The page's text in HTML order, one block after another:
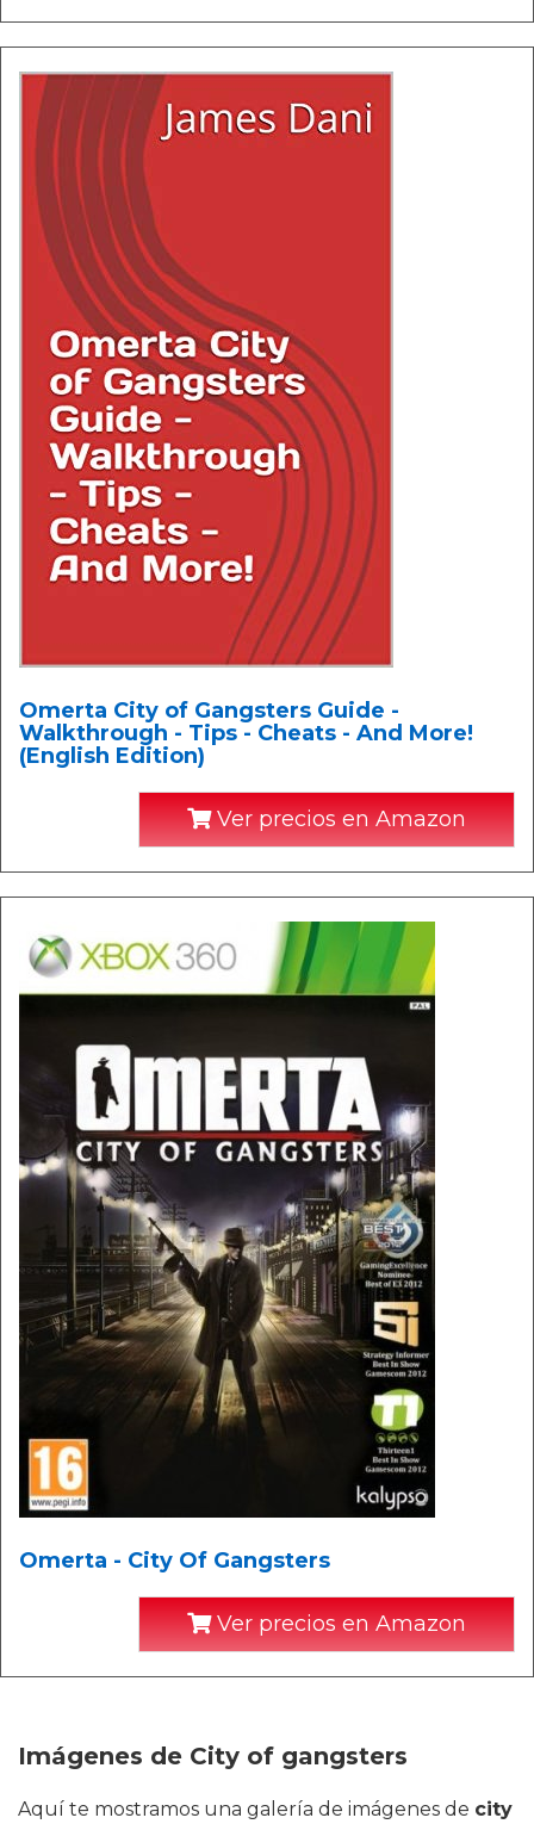
Omerta City of Gangsters Guide -
Walkthrough - Tips - Cheats - And More!
(English Edition)
Ver precios en Amazon
Omerta - City Of Gangsters
Ver precios en Amazon
Imágenes de City of gangsters
Aquí te mostramos una galería de imágenes de city